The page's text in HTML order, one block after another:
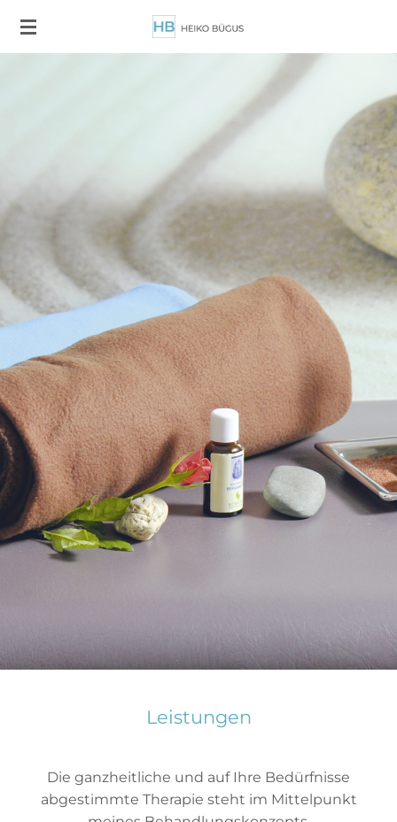
Zum
Leistungen
Die ganzheitliche und auf Ihre Bedürfnisse
abgestimmte Therapie steht im Mittelpunkt